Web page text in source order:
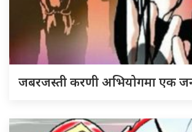
जबरजस्ती करणी अभियोगमा एक जना